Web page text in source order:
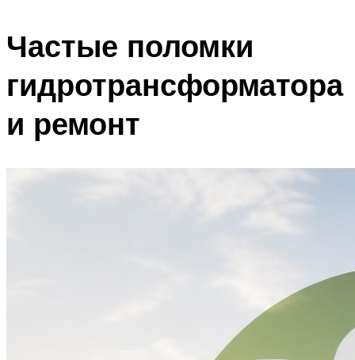
Частые поломки
гидротрансформатора
и ремонт